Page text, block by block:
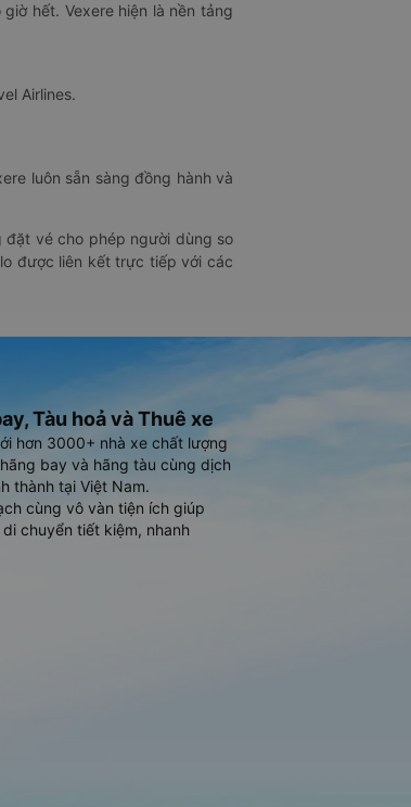
hết. Vexere hiện là nền tảng
Airlines.
luôn sẵn sàng đồng hành và
đặt vé cho phép người dùng so
được liên kết trực tiếp với các
Tàu hoả và Thuê xe
hơn 3000+ nhà xe chất lượng
bay và hãng tàu cùng dịch
thành tại Việt Nam.
cùng vô vàn tiện ích giúp
chuyển tiết kiệm, nhanh